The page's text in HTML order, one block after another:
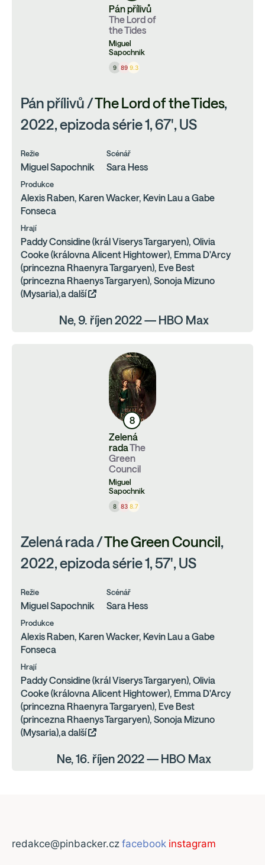
Pán přílivů
The Lord of
the Tides
Miguel
Sapochnik
9 89 9.3
Pán přílivů /The Lord of the Tides,
2022, epizoda série 1, 67', US
Režie
Miguel Sapochnik
Scénář
Sara Hess
Produkce
Alexis Raben, Karen Wacker, Kevin Lau a Gabe
Fonseca
Hrají
Paddy Considine (král Viserys Targaryen), Olivia
Cooke (královna Alicent Hightower), Emma D'Arcy
(princezna Rhaenyra Targaryen), Eve Best
(princezna Rhaenys Targaryen), Sonoja Mizuno
(Mysaria),a další
Ne, 9. říjen 2022 — HBO Max
8
Zelená
radaThe
Green
Council
Miguel
Sapochnik
8 83 8.7
Zelená rada /The Green Council ,
2022, epizoda série 1, 57', US
Režie
Miguel Sapochnik
Scénář
Sara Hess
Produkce
Alexis Raben, Karen Wacker, Kevin Lau a Gabe
Fonseca
Hrají
Paddy Considine (král Viserys Targaryen), Olivia
Cooke (královna Alicent Hightower), Emma D'Arcy
(princezna Rhaenyra Targaryen), Eve Best
(princezna Rhaenys Targaryen), Sonoja Mizuno
(Mysaria),a další
Ne, 16. říjen 2022 — HBO Max
redakce@pinbacker.cz facebook instagram